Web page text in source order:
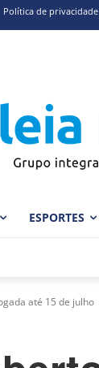
Política de privacidade
ESPORTES
até 15 de julho